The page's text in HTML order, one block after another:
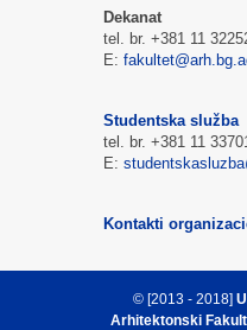
Dekanat
tel. br. +381 11
E:
Studentska služba
tel. br. +381 11
E:
Kontakti
© [2013 - 2018]
Arhitektonski